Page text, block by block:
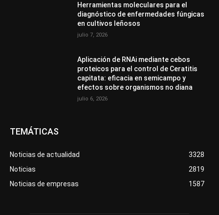
Herramientas moleculares para el
diagnóstico de enfermedades fúngicas
en cultivos leñosos
julio 7, 2026
Aplicación de RNAi mediante cebos
proteicos para el control de Ceratitis
capitata: eficacia en semicampo y
efectos sobre organismos no diana
julio 6, 2026
TEMÁTICAS
Noticias de actualidad
3328
Noticias
2819
Noticias de empresas
1587